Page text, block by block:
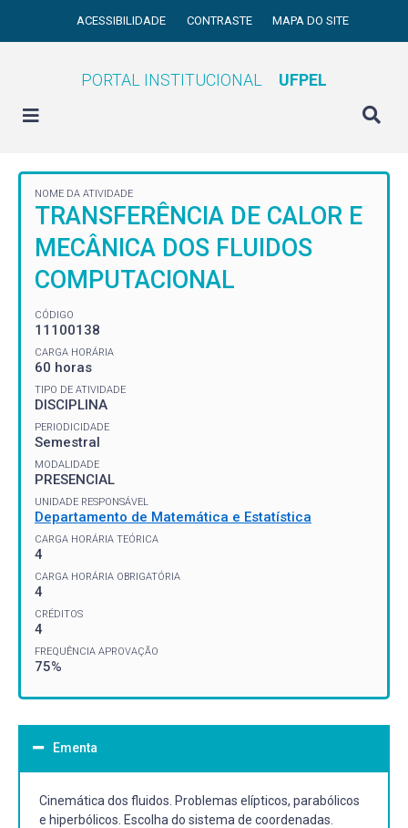
ACESSIBILIDADE CONTRASTE MAPA DO SITE
PORTAL INSTITUCIONAL UFPEL
NOME DA ATIVIDADE
TRANSFERÊNCIA DE CALOR E
MECÂNICA DOS FLUIDOS
COMPUTACIONAL
CÓDIGO
11100138
CARGA HORÁRIA
60 horas
TIPO DE ATIVIDADE
DISCIPLINA
PERIODICIDADE
Semestral
MODALIDADE
PRESENCIAL
UNIDADE RESPONSÁVEL
Departamento de Matemática e Estatística
CARGA HORÁRIA TEÓRICA
4
CARGA HORÁRIA OBRIGATÓRIA
4
CRÉDITOS
4
FREQUÊNCIA APROVAÇÃO
75%
Ementa
Cinemática dos fluidos. Problemas elípticos, parabólicos
e hiperbólicos. Escolha do sistema de coordenadas.